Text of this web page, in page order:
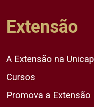
Extensão
A Extensão na Unicap
Cursos
Promova a Extensão